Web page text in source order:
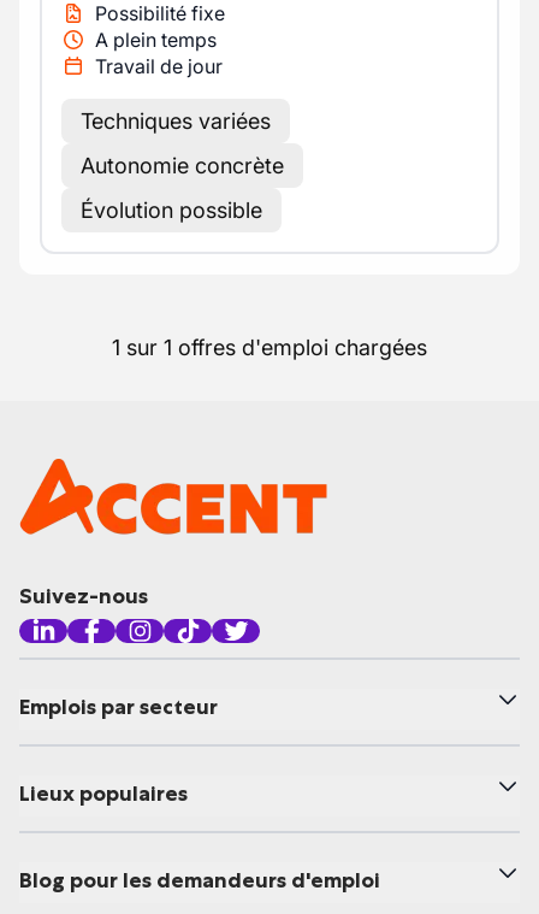
Possibilité fixe
A plein temps
Travail de jour
Techniques variées
Autonomie concrète
Évolution possible
1 sur 1 offres d'emploi chargées
Suivez-nous
Emplois par secteur
Lieux populaires
Blog pour les demandeurs d'emploi